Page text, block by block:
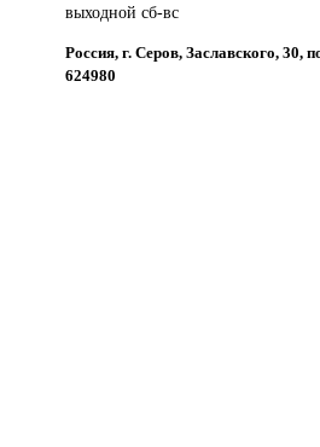
выходной сб-вс
Россия, г. Серов, Заславского, 30,
624980